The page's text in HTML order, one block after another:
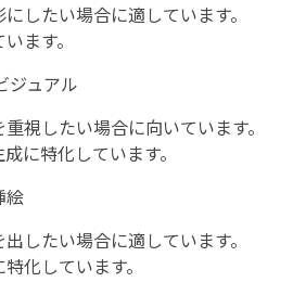
したい場合に適しています。
ます。
ジュアル
視したい場合に向いています。
に特化しています。
絵
したい場合に適しています。
化しています。